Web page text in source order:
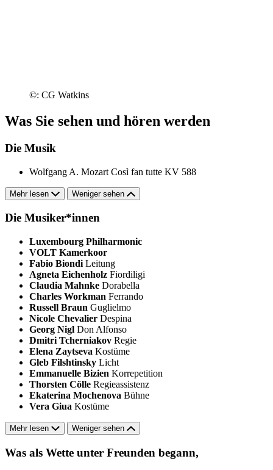
©: CG Watkins
Was Sie sehen und hören werden
Die Musik
Wolfgang A. Mozart Così fan tutte KV 588
Mehr lesen Weniger sehen
Die Musiker*innen
Luxembourg Philharmonic
VOLT Kamerkoor
Fabio Biondi Leitung
Agneta Eichenholz Fiordiligi
Claudia Mahnke Dorabella
Charles Workman Ferrando
Russell Braun Guglielmo
Nicole Chevalier Despina
Georg Nigl Don Alfonso
Dmitri Tcherniakov Regie
Elena Zaytseva Kostüme
Gleb Filshtinsky Licht
Emmanuelle Bizien Korrepetition
Thorsten Cölle Regieassistenz
Ekaterina Mochenova Bühne
Vera Giua Kostüme
Mehr lesen Weniger sehen
Was als Wette unter Freunden begann,